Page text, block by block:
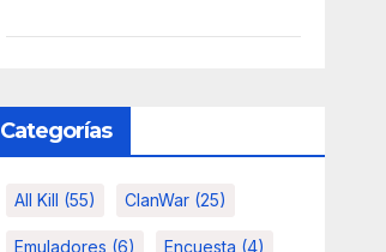
Categorías
All Kill (55) ClanWar(25)
Emuladores (6) Encuesta (4)